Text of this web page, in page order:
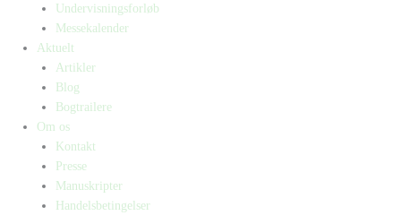
Undervisningsforløb
Messekalender
Aktuelt
Artikler
Blog
Bogtrailere
Om os
Kontakt
Presse
Manuskripter
Handelsbetingelser